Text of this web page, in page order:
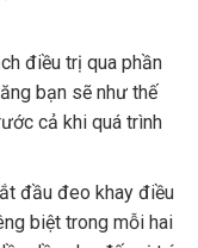
điều trị qua phần
bạn sẽ như thế
cả khi quá trình
đầu đeo khay điều
biệt trong mỗi hai